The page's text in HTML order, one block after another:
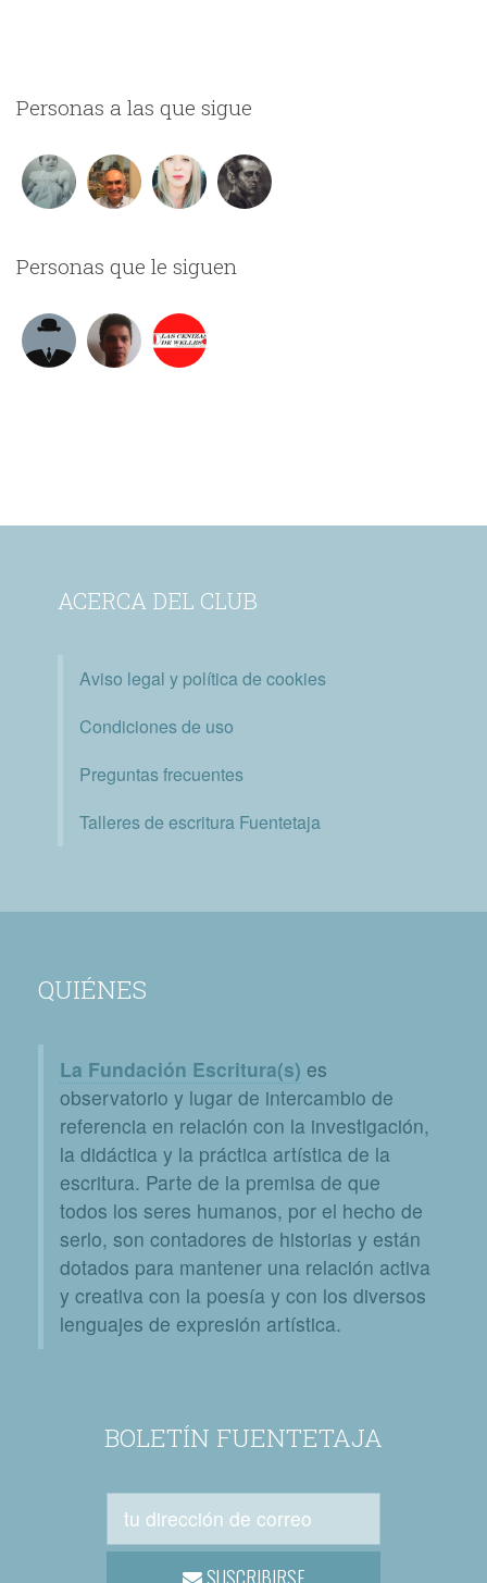
Personas a las que sigue
Personas que le siguen
ACERCA DEL CLUB
Aviso legal y política de cookies
Condiciones de uso
Preguntas frecuentes
Talleres de escritura Fuentetaja
QUIÉNES
La Fundación Escritura(s) es
observatorio y lugar de intercambio de
referencia en relación con la investigación,
la didáctica y la práctica artística de la
escritura. Parte de la premisa de que
todos los seres humanos, por el hecho de
serlo, son contadores de historias y están
dotados para mantener una relación activa
y creativa con la poesía y con los diversos
lenguajes de expresión artística.
BOLETÍN FUENTETAJA